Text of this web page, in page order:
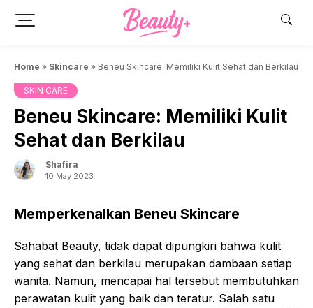
Home » Skincare » Beneu Skincare: Memiliki Kulit Sehat dan Berkilau
SKIN CARE
Beneu Skincare: Memiliki Kulit
Sehat dan Berkilau
Shafira
10 May 2023
Memperkenalkan Beneu Skincare
Sahabat Beauty, tidak dapat dipungkiri bahwa kulit
yang sehat dan berkilau merupakan dambaan setiap
wanita. Namun, mencapai hal tersebut membutuhkan
perawatan kulit yang baik dan teratur. Salah satu